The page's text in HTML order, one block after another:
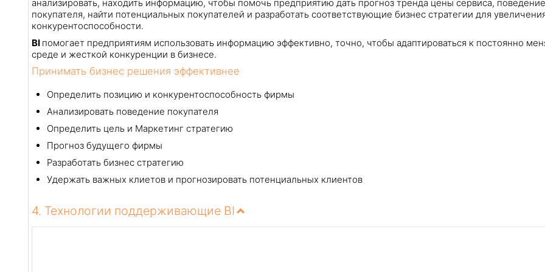
анализировать, находить информацию, чтобы помочь предприятию дать прогноз тренда цены сервиса, поведение
покупателя, найти потенциальных покупателей и разработать соответствующие бизнес стратегии для
конкурентоспособности.
BI помогает предприятиям использовать информацию эффективно, точно, чтобы адаптироваться к постоянно
среде и жесткой конкуренции в бизнесе.
Принимать бизнес решения эффективнее
Определить позицию и конкурентоспособность фирмы
Анализировать поведение покупателя
Определить цель и Маркетинг стратегию
Прогноз будущего фирмы
Разработать бизнес стратегию
Удержать важных клиетов и прогнозировать потенциальных клиентов
4. Технологии поддерживающие BI